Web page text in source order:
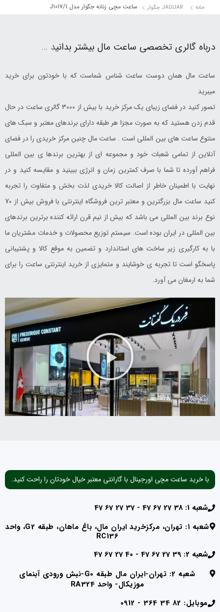
خانه JAGUAR جگوار ساعت مچی زنانه جگوار مدل J1017/1
درباه گالری تخصصی ساعت مال بیشتر بدانید …
ساعت مال همان دوست ساعت شناس شماست که با خودتون برای خرید
میبرید
تصور کنید در فضای زیبای یک مرکز خرید با بیش از 3000 گالری ساعت در حال
قدم زدن هستید که به صورت مجزا هر طبقه دارای برندهای معتبر و سبک های
منتوع ساعت های بین المللی است . ساعت مال چنین مرکز خریدی را در فضای
آنلاین از تمامی شعبات خود و مجموعه ای از بهترین برندها ی بین المللی
فراهم آورده تا شما با صرف کمترین زمان و انرژی ببینید و مقایسه کنید و در
نهایت با اطمینان خاطر از اصالت کالا خریدی لذت بخش و متفاوت را تجربه
کنید ساعت مال بزرگترین و معتبر ترین فروشگاه اینترنتی با فروش بیش از 70
نوع برند بین المللی می باشد که بیش از نیم قرن ارائه کننده برترین برندهای
بین المللی در ایران بوده است. سیستم توزیع محصولات و خدمات مشتریان ما
با به کارگیری زیر ساخت های استاندارد و تضمین به موقع کالا و پشتیبانی
پاسخگو است تا تجربه ی خوشایند و متمایزی از خرید اینترنتی ساعت را برای
شما به ارمغان می آورد.
با خرید ساعت مچی اورجینال با گارانتی معتبر خیال خودتان را راحت کنید.
شعبه 1: 38 27 67 47 - 37 27 67 47
شعبه ۱: تهران، مرکزخرید ایران مال، باغ ماهان، طبقه G2، واحد
RC136
شعبه 2: 39 27 67 47 - 40 27 67 47
شعبه 2: تهران-ایران مال طبقه G0-نبش ورودی آبنمای
موزیکال- واحد RA324
موبایل: 82 34 364 - 0912